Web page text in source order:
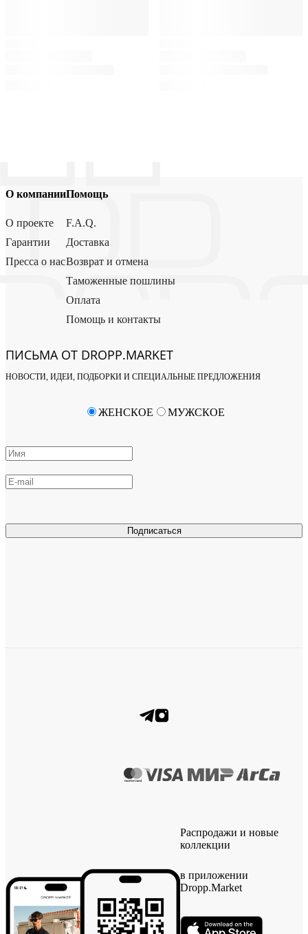
О компании
О проекте
Гарантии
Пресса о нас
Помощь
F.A.Q.
Доставка
Возврат и отмена
Таможенные пошлины
Оплата
Помощь и контакты
ПИСЬМА ОТ DROPP.MARKET
НОВОСТИ, ИДЕИ, ПОДБОРКИ И СПЕЦИАЛЬНЫЕ ПРЕДЛОЖЕНИЯ
Подписаться
ЖЕНСКОЕ МУЖСКОЕ
Распродажи и новые
коллекции
в приложении
Dropp.Market